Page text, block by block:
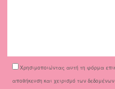
Χρησιμοποιώντας αυτή τη φόρμα
αποθήκευση και χειρισμό των